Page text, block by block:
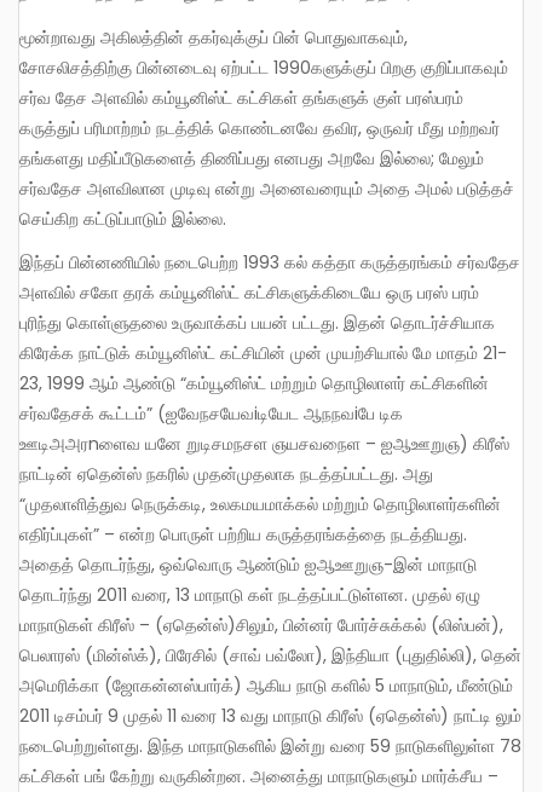
மூன்றாவது அகிலத்தின் தகர்வுக்குப் பின் பொதுவாகவும்,
சோசலிசத்திற்கு பின்னடைவு ஏற்பட்ட 1990களுக்குப் பிறகு குறிப்பாகவும்
சர்வ தேச அளவில் கம்யூனிஸ்ட் கட்சிகள் தங்களுக் குள் பரஸ்பரம்
கருத்துப் பரிமாற்றம் நடத்திக் கொண்டனவே தவிர, ஒருவர் மீது மற்றவர்
தங்களது மதிப்பீடுகளைத் திணிப்பது எனபது அறவே இல்லை; மேலும்
சர்வதேச அளவிலான முடிவு என்று அனைவரையும் அதை அமல் படுத்தச்
செய்கிற கட்டுப்பாடும் இல்லை.
இந்தப் பின்னணியில் நடைபெற்ற 1993 கல் கத்தா கருத்தரங்கம் சர்வதேச
அளவில் சகோ தரக் கம்யூனிஸ்ட் கட்சிகளுக்கிடையே ஒரு பரஸ் பரம்
புரிந்து கொள்ளுதலை உருவாக்கப் பயன் பட்டது. இதன் தொடர்ச்சியாக
கிரேக்க நாட்டுக் கம்யூனிஸ்ட் கட்சியின் முன் முயற்சியால் மே மாதம் 21-
23, 1999 ஆம் ஆண்டு “கம்யூனிஸ்ட் மற்றும் தொழிலாளர் கட்சிகளின்
சர்வதேசக் கூட்டம்” (ஐவேநசயேவiடியேட ஆநநவiபே டிக
ஊடிஅஅரnளைவ யனே றுடிசமநசள ஞயசவநைள – ஐஆஊறுஞ) கிரீஸ்
நாட்டின் ஏதென்ஸ் நகரில் முதன்முதலாக நடத்தப்பட்டது. அது
“முதலாளித்துவ நெருக்கடி, உலகமயமாக்கல் மற்றும் தொழிலாளர்களின்
எதிர்ப்புகள்” – என்ற பொருள் பற்றிய கருத்தரங்கத்தை நடத்தியது.
அதைத் தொடர்ந்து, ஒவ்வொரு ஆண்டும் ஐஆஊறுஞ-இன் மாநாடு
தொடர்ந்து 2011 வரை, 13 மாநாடு கள் நடத்தப்பட்டுள்ளன. முதல் ஏழு
மாநாடுகள் கிரீஸ் – (ஏதென்ஸ்)சிலும், பின்னர் போர்ச்சுக்கல் (லிஸ்பன்),
பெலாரஸ் (மின்ஸ்க்), பிரேசில் (சாவ் பவ்லோ), இந்தியா (புதுதில்லி), தென்
அமெரிக்கா (ஜோகன்னஸ்பார்க்) ஆகிய நாடு களில் 5 மாநாடும், மீண்டும்
2011 டிசம்பர் 9 முதல் 11 வரை 13 வது மாநாடு கிரீஸ் (ஏதென்ஸ்) நாட்டி லும்
நடைபெற்றுள்ளது. இந்த மாநாடுகளில் இன்று வரை 59 நாடுகளிலுள்ள 78
கட்சிகள் பங் கேற்று வருகின்றன. அனைத்து மாநாடுகளும் மார்க்சீய –